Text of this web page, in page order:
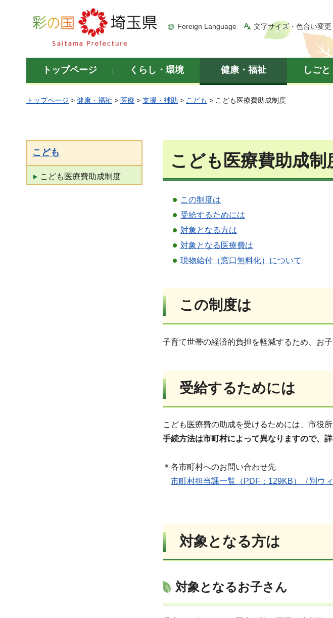
彩の国 埼玉県
Foreign Language 文字サイズ・色合い変更
トップページ くらし・環境 健康・福祉 しご
トップページ > 健康・福祉 > 医療 > 支援・補助 > こども > こども医療費助成制度
こども
こども医療費助成制度
こども医療費助成制
この制度は
受給するためには
対象となる方は
対象となる医療費は
現物給付（窓口無料化）について
この制度は
子育て世帯の経済的負担を軽減するため、お
受給するためには
こども医療費の助成を受けるためには、市役
手続方法は市町村によって異なりますので、
＊各市町村へのお問い合わせ先
市町村担当課一覧（PDF：129KB）（別ウ
対象となる方は
対象となるお子さん